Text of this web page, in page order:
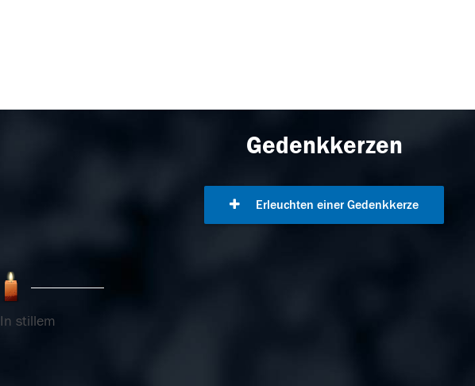
Gedenkkerzen
Erleuchten einer Gedenkkerze
In stillem